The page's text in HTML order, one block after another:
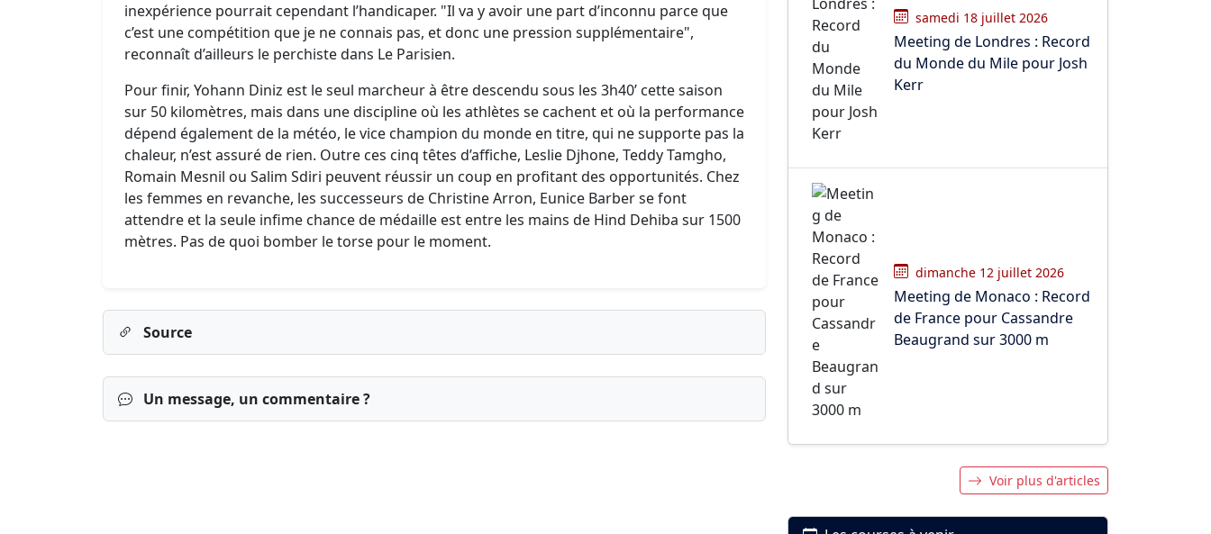
inexpérience pourrait cependant l’handicaper. "Il va y avoir une part d’inconnu parce que
c’est une compétition que je ne connais pas, et donc une pression supplémentaire",
reconnaît d’ailleurs le perchiste dans Le Parisien.
Pour finir, Yohann Diniz est le seul marcheur à être descendu sous les 3h40’ cette saison
sur 50 kilomètres, mais dans une discipline où les athlètes se cachent et où la performance
dépend également de la météo, le vice champion du monde en titre, qui ne supporte pas la
chaleur, n’est assuré de rien. Outre ces cinq têtes d’affiche, Leslie Djhone, Teddy Tamgho,
Romain Mesnil ou Salim Sdiri peuvent réussir un coup en profitant des opportunités. Chez
les femmes en revanche, les successeurs de Christine Arron, Eunice Barber se font
attendre et la seule infime chance de médaille est entre les mains de Hind Dehiba sur 1500
mètres. Pas de quoi bomber le torse pour le moment.
Source
Un message, un commentaire ?
samedi 18 juillet 2026
Meeting de Londres : Record
du Monde du Mile pour Josh
Kerr
dimanche 12 juillet 2026
Meeting de Monaco : Record
de France pour Cassandre
Beaugrand sur 3000 m
Voir plus d'articles